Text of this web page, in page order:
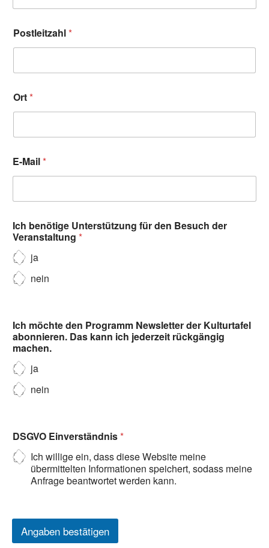
Postleitzahl*
Ort*
E-Mail*
Ich benötige Unterstützung für den Besuch der
Veranstaltung *
ja
nein
Ich möchte den Programm Newsletter der Kulturtafel
abonnieren. Das kann ich jederzeit rückgängig
machen.
ja
nein
DSGVO Einverständnis*
Ich willige ein, dass diese Website meine
übermittelten Informationen speichert, sodass meine
Anfrage beantwortet werden kann.
Angaben bestätigen